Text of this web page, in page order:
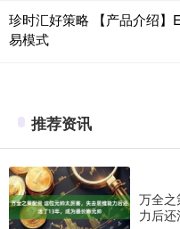
珍时汇好策略 【产品介绍】
易模式
推荐资讯
万全
力后